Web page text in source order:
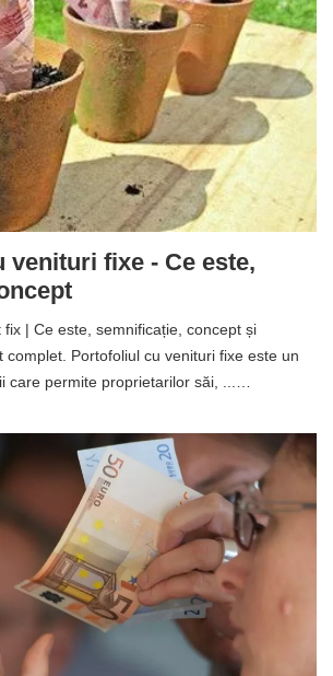
venituri fixe - Ce este,
fix | Ce este, semnificație, concept și
complet. Portofoliul cu venituri fixe este un
care permite proprietarilor săi, ...…